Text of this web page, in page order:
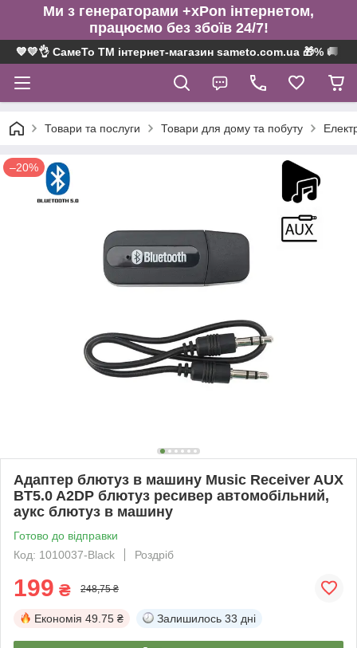
Ми з генераторами +xPon інтернетом,
працюємо без збоїв 24/7!
💙💛👌 СамеТо ТМ інтернет-магазин sameto.com.ua 🎁% 🚚 ⤵
Товари та послуги Товари для дому та побуту
–20%
Адаптер блютуз в машину Music Receiver AUX
BT5.0 A2DP блютуз ресивер автомобільний,
аукс блютуз в машину
Готово до відправки
Код: 1010037-Black
Роздріб
199 ₴ 248,75 ₴
Економія 49.75 ₴ Залишилось 33 дні